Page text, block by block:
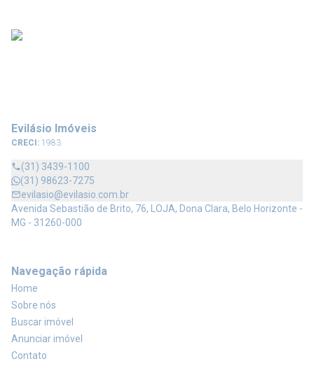
Evilásio Imóveis
CRECI: 1983
(31) 3439-1100
(31) 98623-7275
evilasio@evilasio.com.br
Avenida Sebastião de Brito, 76, LOJA, Dona Clara, Belo Horizonte -
MG - 31260-000
Navegação rápida
Home
Sobre nós
Buscar imóvel
Anunciar imóvel
Contato